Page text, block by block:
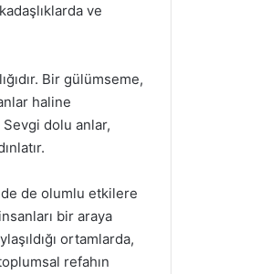
ve
Bir gülümseme,
haline
dolu anlar,
de olumlu etkilere
bir araya
ortamlarda,
refahın